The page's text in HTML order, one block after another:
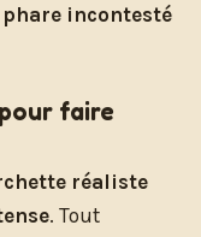
phare incontesté
faire
réaliste
. Tout